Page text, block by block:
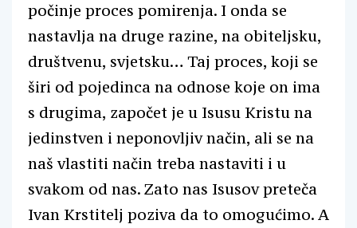
počinje proces pomirenja. I onda se
nastavlja na druge razine, na obiteljsku,
društvenu, svjetsku… Taj proces, koji se
širi od pojedinca na odnose koje on ima
s drugima, započet je u Isusu Kristu na
jedinstven i neponovljiv način, ali se na
naš vlastiti način treba nastaviti i u
svakom od nas. Zato nas Isusov preteča
Ivan Krstitelj poziva da to omogućimo. A